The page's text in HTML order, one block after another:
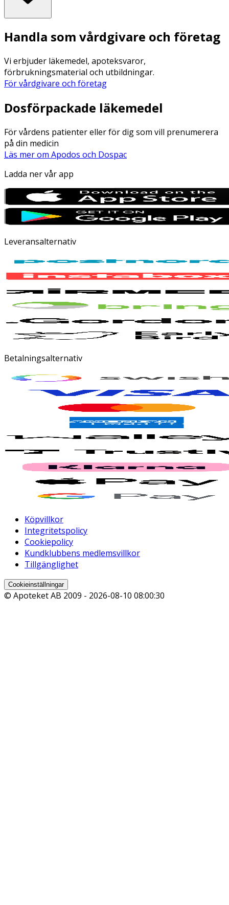
Handla som vårdgivare och företag
Vi erbjuder läkemedel, apoteksvaror,
förbrukningsmaterial och utbildningar.
För vårdgivare och företag
Dosförpackade läkemedel
För vårdens patienter eller för dig som vill prenumerera
på din medicin
Läs mer om Apodos och Dospac
Ladda ner vår app
Leveransalternativ
Betalningsalternativ
Köpvillkor
Integritetspolicy
Cookiepolicy
Kundklubbens medlemsvillkor
Tillgänglighet
Cookieinställningar
© Apoteket AB 2009 - 2026-08-10 08:00:30